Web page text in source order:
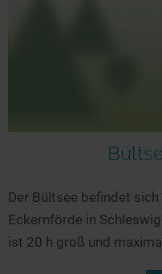
Der Bültsee befindet
Eckernförde in
ist 20 h groß und